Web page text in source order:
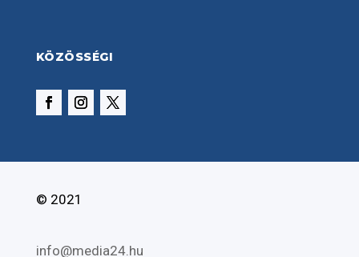
KÖZÖSSÉGI
© 2021
info@media24.hu